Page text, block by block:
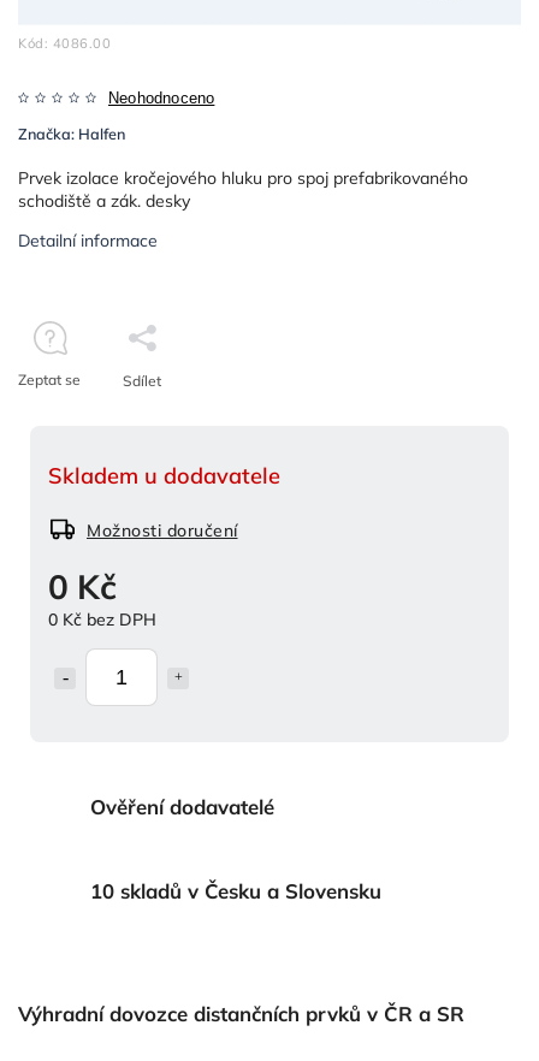
Kód: 4086.00
Neohodnoceno
Značka: Halfen
0 Kč
0 Kč bez DPH
Skladem u dodavatele
Možnosti doručení
Prvek izolace kročejového hluku pro spoj prefabrikovaného
schodiště a zák. desky
Detailní informace
Zeptat se Sdílet
Ověření dodavatelé
10 skladů v Česku a Slovensku
Výhradní dovozce distančních prvků v ČR a SR